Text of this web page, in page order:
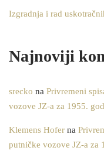
Izgradnja i rad
Najnoviji
srecko na Privremeni
vozove JZ-a za 1955.
Klemens Hofer na
putničke vozove JZ-a za